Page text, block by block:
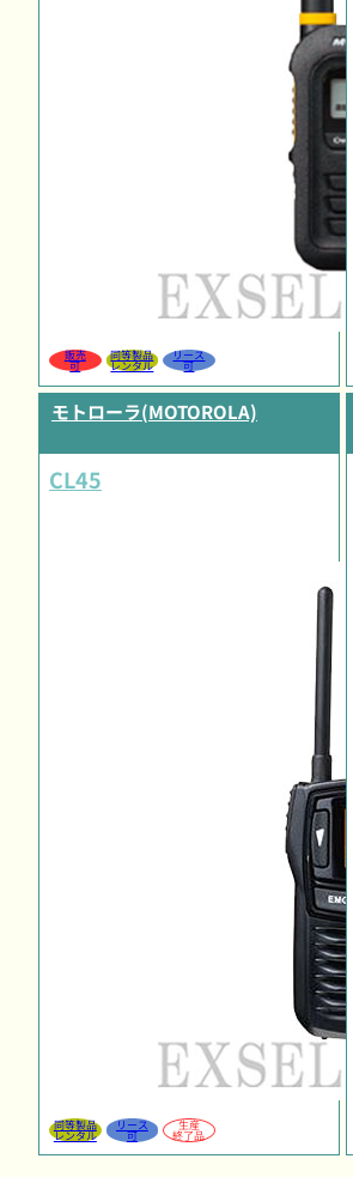
販売
可
同等製品
レンタル
リース
可
モトローラ(MOTOROLA)
CL45
同等製品
レンタル
リース
可
生産
終了品